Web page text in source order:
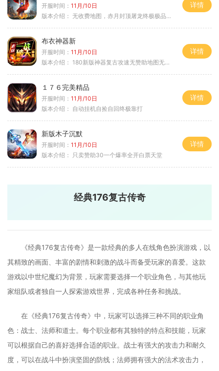
开服时间： 11月/10日
版本介绍： 无收费地图，赤月封顶屠龙终极极品＋６
详情
布衣神器新
开服时间： 11月/10日
版本介绍： 180新版神器复古攻速无赞助地图无排行
详情
１７６完美精品
开服时间： 11月/10日
版本介绍： 自动挂机自捡自回终极靠打
详情
新版木子沉默
开服时间： 11月/10日
版本介绍： 只卖赞助30一个爆率全开白票天堂
详情
经典176复古传奇
《经典176复古传奇》是一款经典的多人在线角色扮演游戏，以
其精致的画面、丰富的剧情和刺激的战斗而备受玩家的喜爱。这款
游戏以中世纪魔幻为背景，玩家需要选择一个职业角色，与其他玩
家组队或者独自一人探索游戏世界，完成各种任务和挑战。
在《经典176复古传奇》中，玩家可以选择三种不同的职业角
色：战士、法师和道士。每个职业都有其独特的特点和技能，玩家
可以根据自己的喜好选择合适的职业。战士有强大的攻击力和耐久
度，可以在战斗中扮演坚固的防线；法师拥有强大的法术攻击力，